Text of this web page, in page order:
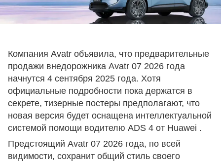
Компания Avatr объявила, что предварительные
продажи внедорожника Avatr 07 2026 года
начнутся 4 сентября 2025 года. Хотя
официальные подробности пока держатся в
секрете, тизерные постеры предполагают, что
новая версия будет оснащена интеллектуальной
системой помощи водителю ADS 4 от Huawei .
Предстоящий Avatr 07 2026 года, по всей
видимости, сохранит общий стиль своего